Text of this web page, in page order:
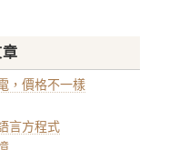
，價格不一樣
言方程式